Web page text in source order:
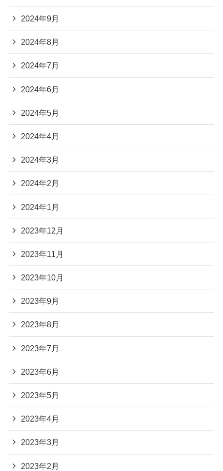
2024年9月
2024年8月
2024年7月
2024年6月
2024年5月
2024年4月
2024年3月
2024年2月
2024年1月
2023年12月
2023年11月
2023年10月
2023年9月
2023年8月
2023年7月
2023年6月
2023年5月
2023年4月
2023年3月
2023年2月